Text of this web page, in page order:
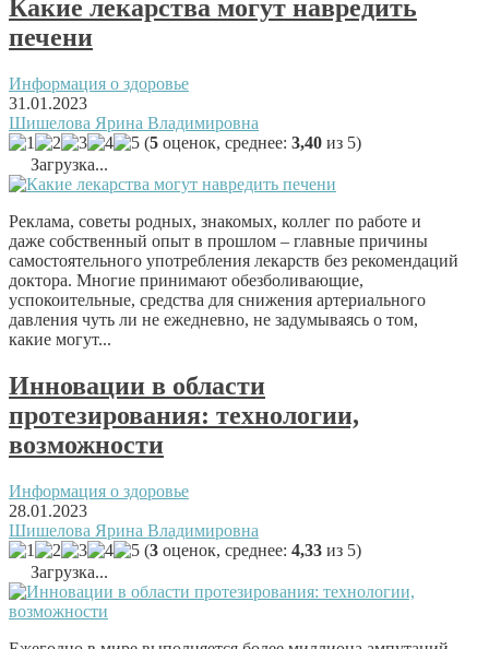
Какие лекарства могут навредить
печени
Информация о здоровье
31.01.2023
Шишелова Ярина Владимировна
(5 оценок, среднее: 3,40 из 5)
Загрузка...
Реклама, советы родных, знакомых, коллег по работе и
даже собственный опыт в прошлом – главные причины
самостоятельного употребления лекарств без рекомендаций
доктора. Многие принимают обезболивающие,
успокоительные, средства для снижения артериального
давления чуть ли не ежедневно, не задумываясь о том,
какие могут...
Инновации в области
протезирования: технологии,
возможности
Информация о здоровье
28.01.2023
Шишелова Ярина Владимировна
(3 оценок, среднее: 4,33 из 5)
Загрузка...